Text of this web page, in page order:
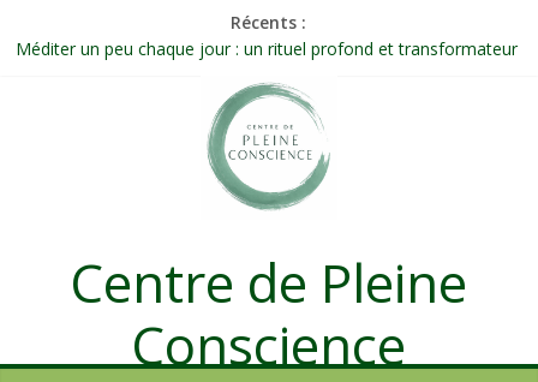
Récents :
Méditer un peu chaque jour : un rituel profond et transformateur
Célébrer la Vie jusque dans les petites actions
Quand on n’arrive plus à agir : et si ce n’était pas un manque de
Une attention consciente d’elle-même, non dirigée par le mental
Centre de Pleine
Conscience